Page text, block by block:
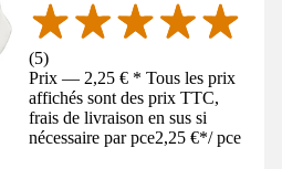
(5)
Prix — 2,25 € * Tous les prix
affichés sont des prix TTC,
frais de livraison en sus si
nécessaire par pce2,25 €*/ pce